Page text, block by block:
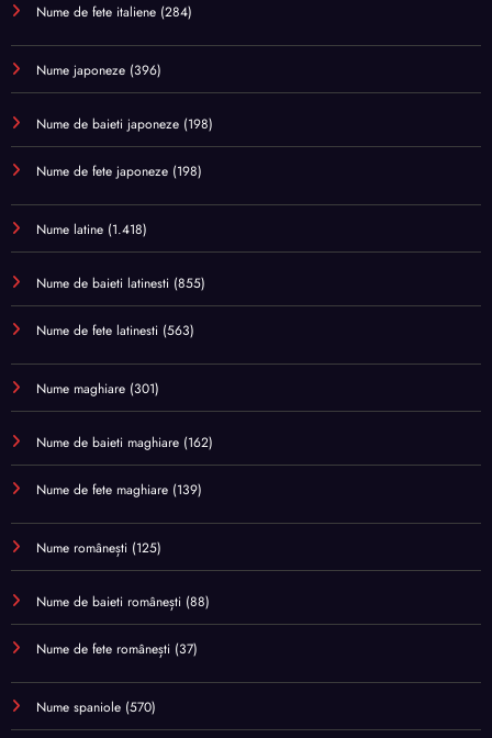
Nume de fete italiene (284)
Nume japoneze (396)
Nume de baieti japoneze (198)
Nume de fete japoneze (198)
Nume latine (1.418)
Nume de baieti latinesti (855)
Nume de fete latinesti (563)
Nume maghiare (301)
Nume de baieti maghiare (162)
Nume de fete maghiare (139)
Nume românești (125)
Nume de baieti românești (88)
Nume de fete românești (37)
Nume spaniole (570)